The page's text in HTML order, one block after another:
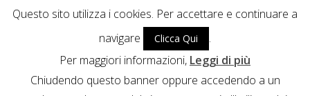
CABLAS S.R.L. – Via Nando Tintorri, 15/2 – Int. 3 6, 20863 Concorezzo MB
Italia R.I./P.IVA/C.F. 11903230156 REA 1508241 Capitale Sociale € 10.400,00
Questo sito utilizza i cookies. Per accettare e continuare a
navigare
Clicca Qui
.
Per maggiori informazioni, Leggi di più
Chiudendo questo banner oppure accedendo a un